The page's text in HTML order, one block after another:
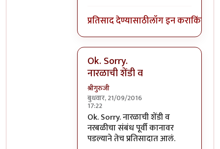
प्रतिसाद देण्यासाठीलॉग इन कराकिंवा
Ok. Sorry.
नारळाची शेंडी व
श्रीगुरुजी
बुधवार, 21/09/2016
17:22
In reply toघाटपांड्यांनी नारळ फोडणे
Ok. Sorry. नारळाची शेंडी व
नरबळीचा संबंध पूर्वी कानावर
पडल्याने तेच प्रतिसादात आलं.